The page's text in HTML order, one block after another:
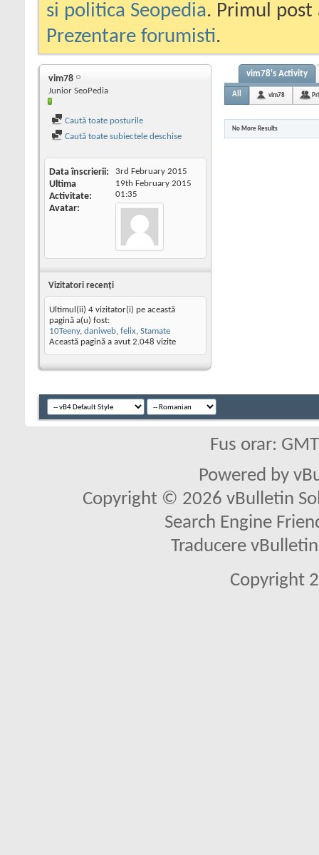
si politica Seopedia. Primul
Prezentare forumisti.
vim78
Junior SeoPedia
Caută toate posturile
Caută toate subiectele deschise
Data înscrierii 3rd February 2015
Ultima
Activitate
19th February 2015
01:35
Avatar
Vizitatori recenţi
Ultimul(ii) 4 vizitator(i) pe această
pagină a(u) fost:
10Teeny, daniweb, felix, Stamate
Această pagină a avut 2.048 vizite
vim78's Activity
All vim78
No More Results
Fus orar:
Powered by
Copyright © 2026 vBulletin
Search Engine
Traducere
Copyright